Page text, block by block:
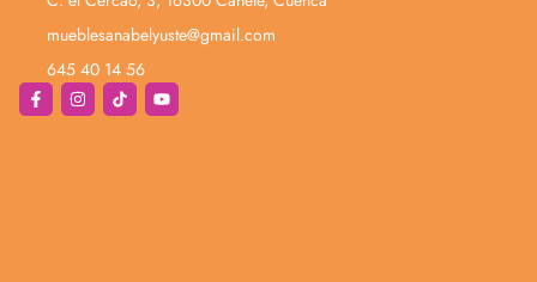
mueblesanabelyuste@gmail.com
645 40 14 56